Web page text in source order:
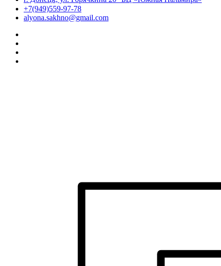
+7(949)559-97-78
alyona.sakhno@gmail.com